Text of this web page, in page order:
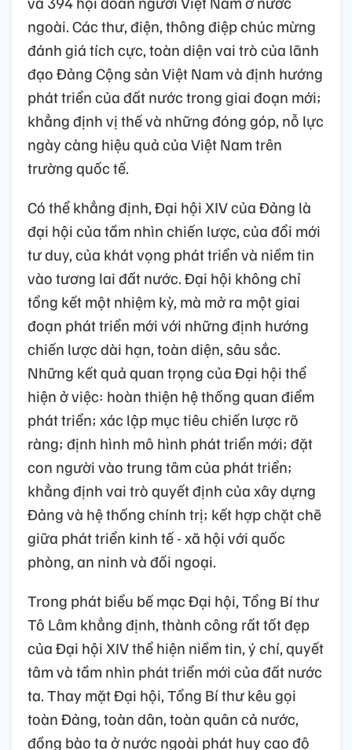
sắc, sự đoàn kết, tin tưởng, ủng hộ, góp phần
quan trọng vào thành công của Đại hội. tính
đến thời điểm bế mạc, Đại hội cũng nhận
được 898 thư, điện mừng, thông điệp từ 167
chính đảng, 17 tổ chức quốc tế, 78 cá nhân,
242 tổ chức chính trị, tổ chức hữu nghị, tổ
chức nhân dân và địa phương nước ngoài
và 394 hội đoàn người Việt Nam ở nước
ngoài. Các thư, điện, thông điệp chúc mừng
đánh giá tích cực, toàn diện vai trò của lãnh
đạo Đảng Cộng sản Việt Nam và định hướng
phát triển của đất nước trong giai đoạn mới;
khẳng định vị thế và những đóng góp, nỗ lực
ngày càng hiệu quả của Việt Nam trên
trường quốc tế.
Có thể khẳng định, Đại hội XIV của Đảng là
đại hội của tầm nhìn chiến lược, của đổi mới
tư duy, của khát vọng phát triển và niềm tin
vào tương lai đất nước. Đại hội không chỉ
tổng kết một nhiệm kỳ, mà mở ra một giai
đoạn phát triển mới với những định hướng
chiến lược dài hạn, toàn diện, sâu sắc.
Những kết quả quan trọng của Đại hội thể
hiện ở việc: hoàn thiện hệ thống quan điểm
phát triển; xác lập mục tiêu chiến lược rõ
ràng; định hình mô hình phát triển mới; đặt
con người vào trung tâm của phát triển;
khẳng định vai trò quyết định của xây dựng
Đảng và hệ thống chính trị; kết hợp chặt chẽ
giữa phát triển kinh tế - xã hội với quốc
phòng, an ninh và đối ngoại.